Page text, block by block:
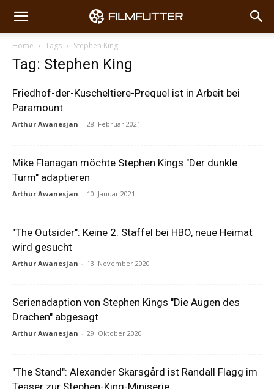
Home Tags Stephen King
Tag: Stephen King
Friedhof-der-Kuscheltiere-Prequel ist in Arbeit bei
Paramount
Arthur Awanesjan - 28. Februar 2021
Mike Flanagan möchte Stephen Kings "Der dunkle
Turm" adaptieren
Arthur Awanesjan - 10. Januar 2021
"The Outsider": Keine 2. Staffel bei HBO, neue Heimat
wird gesucht
Arthur Awanesjan - 13. November 2020
Serienadaption von Stephen Kings "Die Augen des
Drachen" abgesagt
Arthur Awanesjan - 29. Oktober 2020
"The Stand": Alexander Skarsgård ist Randall Flagg im
Teaser zur Stephen-King-Miniserie